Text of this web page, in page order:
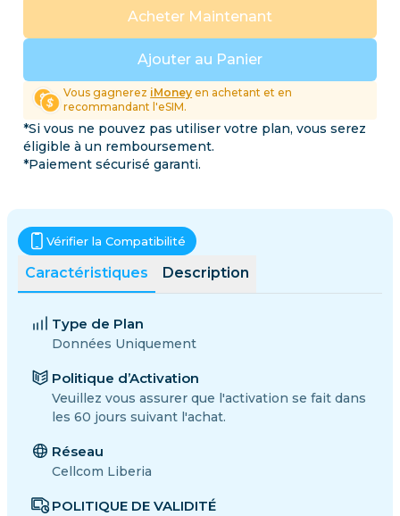
Ajouter au Panier
Acheter Maintenant
Vous gagnerez iMoney en achetant et en
recommandant l'eSIM.
*Si vous ne pouvez pas utiliser votre plan, vous serez
éligible à un remboursement.
*Paiement sécurisé garanti.
Caractéristiques Description
Vérifier la Compatibilité
Type de Plan
Données Uniquement
Politique d’Activation
Veuillez vous assurer que l'activation se fait dans
les 60 jours suivant l'achat.
Réseau
Cellcom Liberia
POLITIQUE DE VALIDITÉ